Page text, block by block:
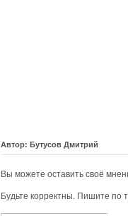
Автор: Бутусов Дмитрий
Вы можете оставить своё
Будьте корректны. Пишите по